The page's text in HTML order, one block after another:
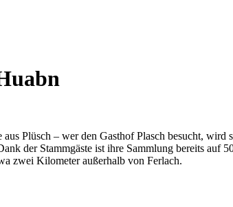
Plüsch – wer den Gasthof Plasch besucht,
der Stammgäste ist ihre Sammlung bereits auf
zwei Kilometer außerhalb von Ferlach.